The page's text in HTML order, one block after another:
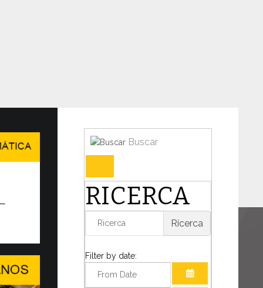
en Ginebra el WSIS Forum
DEL DIÁLOGO EN UN MUNDO
TRANSFORMACIÓN
decisivo para la humanidad, el Papa León
Buscar
RICERCA
Ricerca
Filter by date: